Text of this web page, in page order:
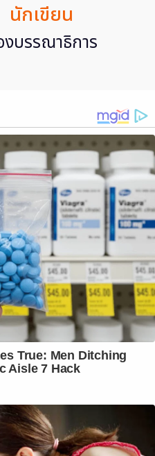
นักเขียน
งบรรณาธิการ
True: Men Ditching
Aisle 7 Hack